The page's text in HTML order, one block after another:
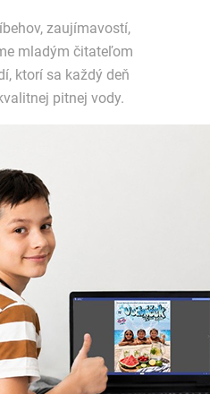
zaujímavostí,
mladým čitateľom
ktorí sa každý deň
pitnej vody.